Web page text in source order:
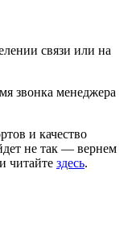
связи или на
звонка менеджера
и качество
не так — вернем
читайте здесь.